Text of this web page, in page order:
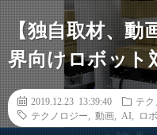
【独自取材、
界向けロボット
2019.12.23 13:39:40
テク
テクノロジー
動画 AI ロ